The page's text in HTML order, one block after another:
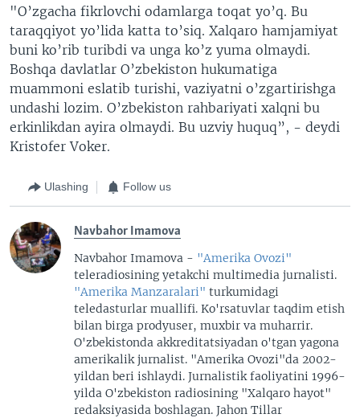
"O’zgacha fikrlovchi odamlarga toqat yo’q. Bu
taraqqiyot yo’lida katta to’siq. Xalqaro hamjamiyat
buni ko’rib turibdi va unga ko’z yuma olmaydi.
Boshqa davlatlar O’zbekiston hukumatiga
muammoni eslatib turishi, vaziyatni o’zgartirishga
undashi lozim. O’zbekiston rahbariyati xalqni bu
erkinlikdan ayira olmaydi. Bu uzviy huquq”, - deydi
Kristofer Voker.
Ulashing Follow us
Navbahor Imamova
Navbahor Imamova - "Amerika Ovozi"
teleradiosining yetakchi multimedia jurnalisti.
"Amerika Manzaralari" turkumidagi
teledasturlar muallifi. Ko'rsatuvlar taqdim etish
bilan birga prodyuser, muxbir va muharrir.
O'zbekistonda akkreditatsiyadan o'tgan yagona
amerikalik jurnalist. "Amerika Ovozi"da 2002-
yildan beri ishlaydi. Jurnalistik faoliyatini 1996-
yilda O'zbekiston radiosining "Xalqaro hayot"
redaksiyasida boshlagan. Jahon Tillar